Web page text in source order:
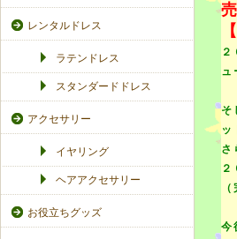
ュ
そ
ッ
さ
今
レンタルドレス
ラテンドレス
スタンダードドレス
アクセサリー
イヤリング
ヘアアクセサリー
お役立ちグッズ